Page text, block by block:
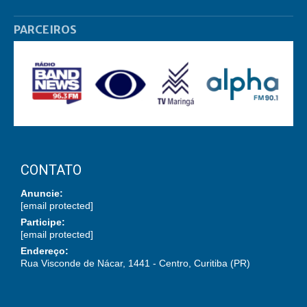
PARCEIROS
CONTATO
Anuncie:
[email protected]
Participe:
[email protected]
Endereço:
Rua Visconde de Nácar, 1441 - Centro, Curitiba (PR)